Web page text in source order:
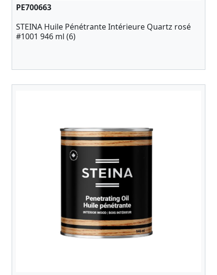
PE700663
STEINA Huile Pénétrante Intérieure Quartz rosé
#1001 946 ml (6)